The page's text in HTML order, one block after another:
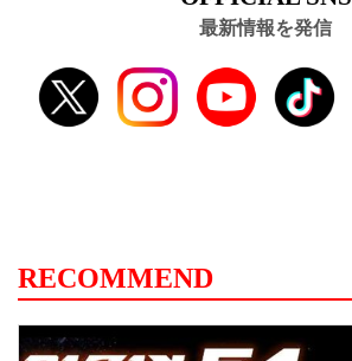
最新情報を発信
RECOMMEND